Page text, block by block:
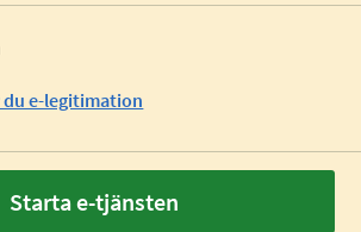
du e-legitimation
Starta e-tjänsten